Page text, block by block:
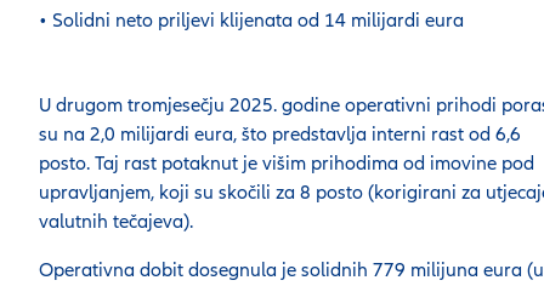
• Solidni neto priljevi klijenata od 14 milijardi eura
U drugom tromjesečju 2025. godine operativni prihodi
su na 2,0 milijardi eura, što predstavlja interni rast od 6,6
posto. Taj rast potaknut je višim prihodima od imovine pod
upravljanjem, koji su skočili za 8 posto (korigirani za
valutnih tečajeva).
Operativna dobit dosegnula je solidnih 779 milijuna eura (u